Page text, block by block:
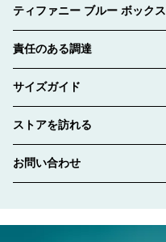
ティファニー ブルー ボックス
責任のある調達
サイズガイド
ストアを訪れる
お問い合わせ